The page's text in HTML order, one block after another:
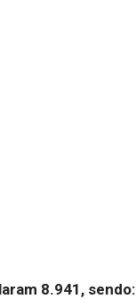
8.941, sendo: